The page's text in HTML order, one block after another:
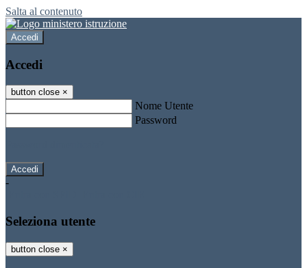
Salta al contenuto
Accedi
Accedi
button close ×
Nome Utente
Password
-
Seleziona utente
button close ×